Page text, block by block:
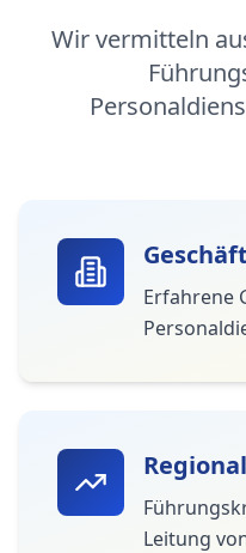
Wir vermitteln
Erfahrene
Leitung